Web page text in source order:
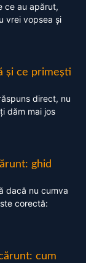
ce au apărut,
vrei vopsea și
și ce primești
direct, nu
dăm mai jos
ghid
dacă nu cumva
corectă:
cum